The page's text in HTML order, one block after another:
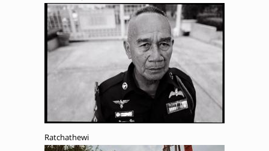
Ratchathewi